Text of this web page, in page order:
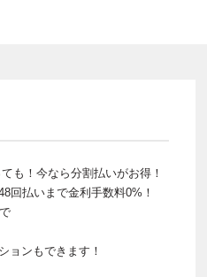
も！今なら分割払いがお得！
回払いまで金利手数料0%！
ョンもできます！